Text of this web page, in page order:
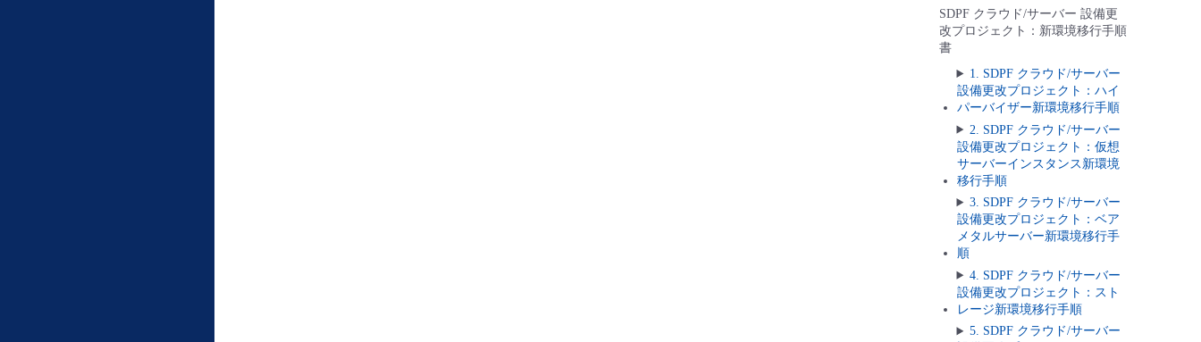
SDPF クラウド/サーバー 設備更
改プロジェクト：新環境移行手順
書
1. SDPF クラウド/サーバー
設備更改プロジェクト：ハイ
パーバイザー新環境移行手順
2. SDPF クラウド/サーバー
設備更改プロジェクト：仮想
サーバーインスタンス新環境
移行手順
3. SDPF クラウド/サーバー
設備更改プロジェクト：ベア
メタルサーバー新環境移行手
順
4. SDPF クラウド/サーバー
設備更改プロジェクト：スト
レージ新環境移行手順
5. SDPF クラウド/サーバー